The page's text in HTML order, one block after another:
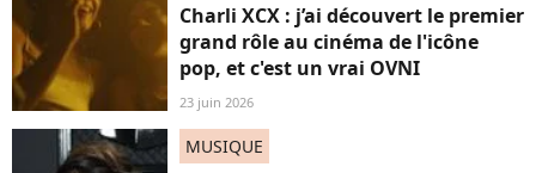
Charli XCX : j’ai découvert le premier
grand rôle au cinéma de l'icône
pop, et c'est un vrai OVNI
23 juin 2026
MUSIQUE